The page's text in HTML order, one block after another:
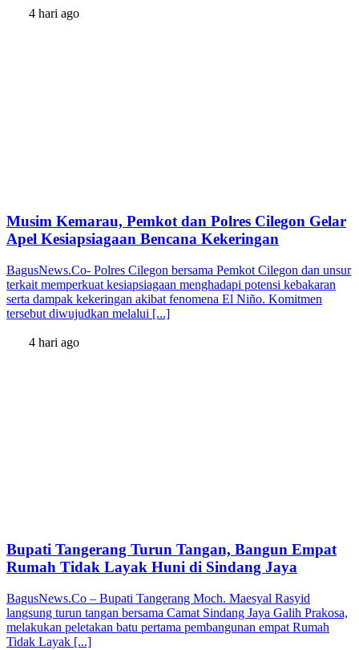
4 hari ago
Musim Kemarau, Pemkot dan Polres Cilegon Gelar
Apel Kesiapsiagaan Bencana Kekeringan
BagusNews.Co- Polres Cilegon bersama Pemkot Cilegon dan unsur
terkait memperkuat kesiapsiagaan menghadapi potensi kebakaran
serta dampak kekeringan akibat fenomena El Niño. Komitmen
tersebut diwujudkan melalui [...]
4 hari ago
Bupati Tangerang Turun Tangan, Bangun Empat
Rumah Tidak Layak Huni di Sindang Jaya
BagusNews.Co – Bupati Tangerang Moch. Maesyal Rasyid
langsung turun tangan bersama Camat Sindang Jaya Galih Prakosa,
melakukan peletakan batu pertama pembangunan empat Rumah
Tidak Layak [...]